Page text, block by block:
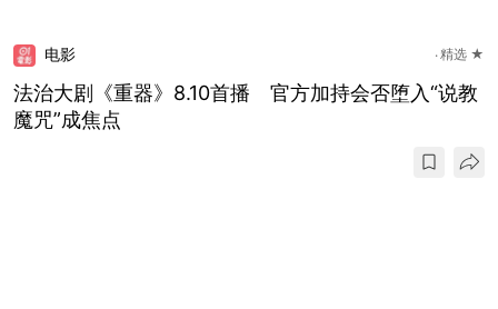
电影 精选 ★
法治大剧《重器》8.10首播 官方加持会否堕入“说教
魔咒”成焦点